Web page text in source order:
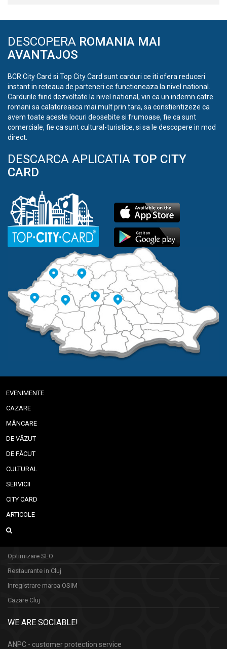
DESCOPERA ROMANIA MAI
AVANTAJOS
BCR City Card si Top City Card sunt carduri ce iti ofera reduceri
instant in reteaua de parteneri ce functioneaza la nivel national.
Cardurile fiind dezvoltate la nivel national, vin ca un indemn catre
romani sa calatoreasca mai mult prin tara, sa constientizeze ca
avem toate aceste locuri deosebite si frumoase, fie ca sunt
comerciale, fie ca sunt cultural-turistice, si sa le descopere in mod
direct.
DESCARCA APLICATIA TOP CITY
CARD
EVENIMENTE
CAZARE
MÂNCARE
DE VĂZUT
DE FĂCUT
CULTURAL
SERVICII
CITY CARD
ARTICOLE
Optimizare SEO
Restaurante in Cluj
Inregistrare marca OSIM
Cazare Cluj
WE ARE SOCIABLE!
ANPC - customer protection service